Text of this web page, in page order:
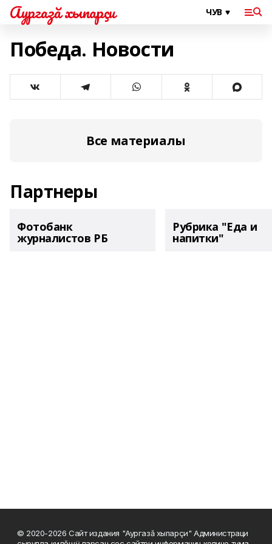
Аургазă хыпарçи
Победа. Новости
Все материалы
Партнеры
Фотобанк
журналистов РБ
Рубрика "Еда и
напитки"
© 2020-2026 Сайт издания "Аургазă хыпарçи" Администраци